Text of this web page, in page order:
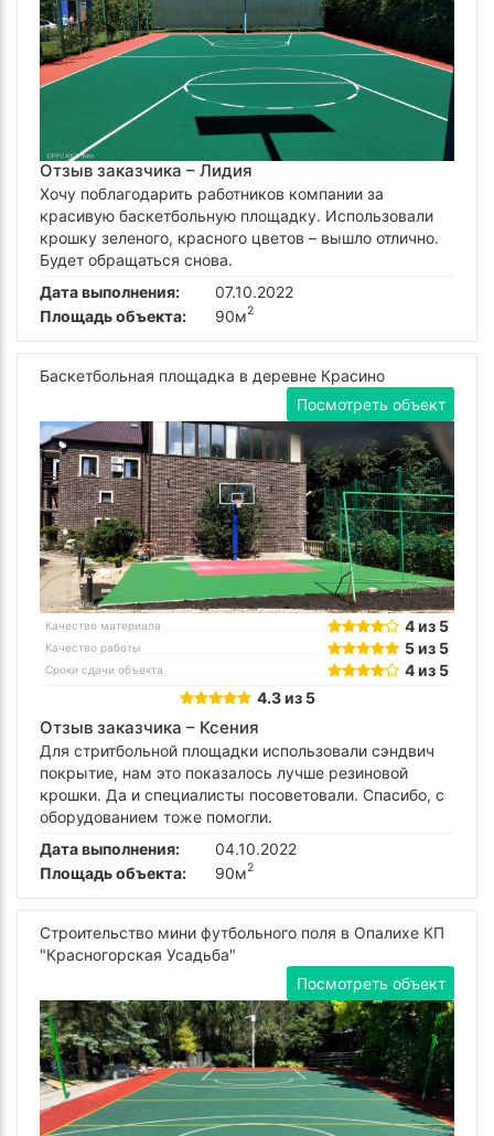
Отзыв заказчика – Лидия
Хочу поблагодарить работников компании за
красивую баскетбольную площадку. Использовали
крошку зеленого, красного цветов – вышло отлично.
Будет обращаться снова.
Дата выполнения:
07.10.2022
Площадь объекта:
90м2
Баскетбольная площадка в деревне Красино
Посмотреть объект
Качество материала 4 из 5
Качество работы 5 из 5
Сроки сдачи объекта
4 из 5
4.3 из 5
Отзыв заказчика – Ксения
Для стритбольной площадки использовали сэндвич
покрытие, нам это показалось лучше резиновой
крошки. Да и специалисты посоветовали. Спасибо, с
оборудованием тоже помогли.
Дата выполнения:
04.10.2022
Площадь объекта:
90м2
Строительство мини футбольного поля в Опалихе КП
"Красногорская Усадьба"
Посмотреть объект